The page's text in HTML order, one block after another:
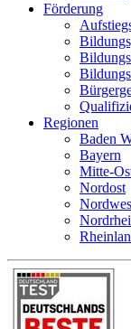
Förderung
Regionen
Baden
Bayern
Mitte-
Nordost